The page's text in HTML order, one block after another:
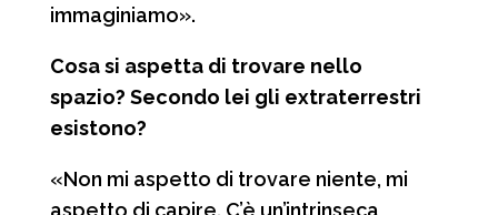
immaginiamo».
Cosa si aspetta di trovare nello
spazio? Secondo lei gli extraterrestri
esistono?
«Non mi aspetto di trovare niente, mi
aspetto di capire. C’è un’intrinseca